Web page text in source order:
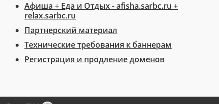
Афиша + Еда и Отдых - afisha.sarbc.ru +
relax.sarbc.ru
Партнерский материал
Технические требования к баннерам
Регистрация и продление доменов